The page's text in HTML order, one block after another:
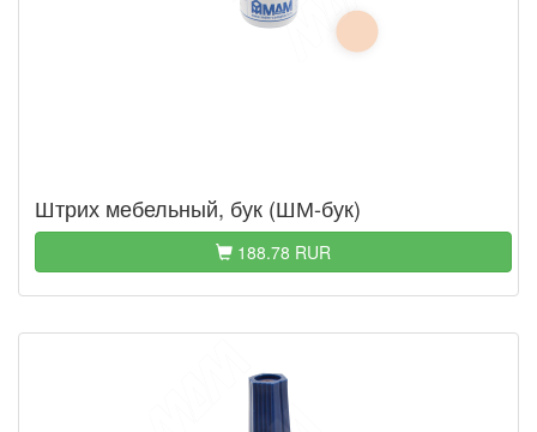
Штрих мебельный, бук (ШМ-бук)
188.78 RUR